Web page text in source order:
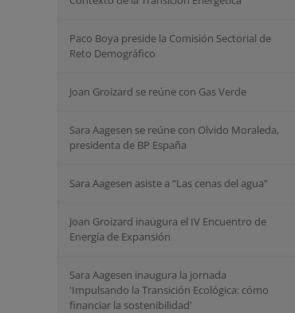
Paco Boya preside la Comisión Sectorial de
Reto Demográfico
Joan Groizard se reúne con Gas Verde
Sara Aagesen se reúne con Olvido Moraleda,
presidenta de BP España
Sara Aagesen asiste a “Las cenas del agua”
Joan Groizard inaugura el IV Encuentro de
Energía de Expansión
Sara Aagesen inaugura la jornada
'Impulsando la Transición Ecológica: cómo
financiar la sostenibilidad'